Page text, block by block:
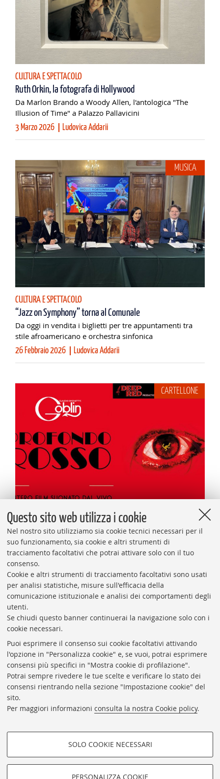
Questo sito web utilizza i cookie
Nel nostro sito utilizziamo sia cookie tecnici necessari per il
suo funzionamento, sia cookie e altri strumenti di
tracciamento facoltativi che potrai attivare solo con il tuo
consenso.
Cookie e altri strumenti di tracciamento facoltativi sono usati
per analisi statistiche, misure sull'efficacia della
comunicazione istituzionale e analisi dei comportamenti degli
utenti.
Se chiudi questo banner continuerai la navigazione solo con i
cookie necessari.
Puoi esprimere il consenso sui cookie facoltativi attivando
l'opzione in "Personalizza cookie" e, se vuoi, potrai esprimere
consensi più specifici in "Mostra cookie di profilazione".
Potrai sempre rivedere le tue scelte e verificare lo stato dei
consensi rientrando nella sezione "Impostazione cookie" del
sito.
Per maggiori informazioni consulta la nostra Cookie policy.
COOKIE DI PROFILAZIONE -
FACOLTATIVI
SOLO COOKIE NECESSARI
PERSONALIZZA COOKIE
CULTURA E SPETTACOLO
Ruth Orkin, la fotografa di Hollywood
Da Marlon Brando a Woody Allen, l'antologica "The
Illusion of Time" a Palazzo Pallavicini
3 Marzo 2026 Ludovica Addarii
CULTURA E SPETTACOLO
MUSICA
“Jazz on Symphony” torna al Comunale
Da oggi in vendita i biglietti per tre appuntamenti tra
stile afroamericano e orchestra sinfonica
26 Febbraio 2026 Ludovica Addarii
CULTURA E SPETTACOLO
CARTELLONE
Goblin, Marinelli, Cristicchi sfidano il Festival
Tra gli eventi del fine settimana anche le occasioni per
seguire Sanremo in compagnia
26 Febbraio 2026 Ludovica Addarii
«
Indietro
Indietro
Redazione
Contatti